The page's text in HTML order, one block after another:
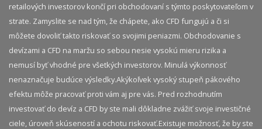
retailových investorov končí pri obchodovaní s týmto poskytovateľom v
strate. Zamyslite se nad tým, že chápete, ako CFD fungujú a či si
môžete dovoliť takto riskovať so svojimi peniazmi. Obchodovanie s
devízami a CFD na maržu so sebou nesie vysokú mieru rizika a
nemusí byť vhodné pre všetkých investorov. Minulá výkonnosť
nenaznačuje budúce výsledky.​ Akýkoľvek vysoký stupeň pákového
efektu môže pracovať proti vám aj pre vás. Pred rozhodnutím
investovať do devíz a CFD by ste mali dôkladne zvážiť svoje investičné
ciele, úroveň skúseností a ochotu riskovať.​ Existuje možnosť, že by ste